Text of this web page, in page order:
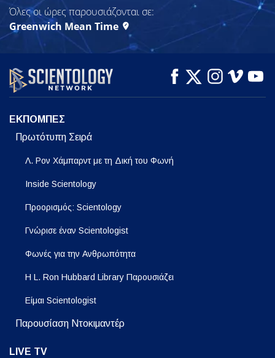
Όλες οι ώρες παρουσιάζονται σε:
Greenwich Mean Time
ΕΚΠΟΜΠΕΣ
Πρωτότυπη Σειρά
Λ. Ρον Χάμπαρντ με τη Δική του Φωνή
Inside Scientology
Προορισμός: Scientology
Γνώρισε έναν Scientologist
Φωνές για την Ανθρωπότητα
Η L. Ron Hubbard Library Παρουσιάζει
Είμαι Scientologist
Παρουσίαση Ντοκιμαντέρ
LIVE TV